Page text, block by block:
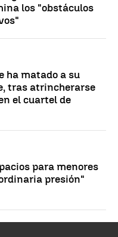
los "obstáculos
ha matado a su
tras atrincherarse
el cuartel de
para menores
presión"